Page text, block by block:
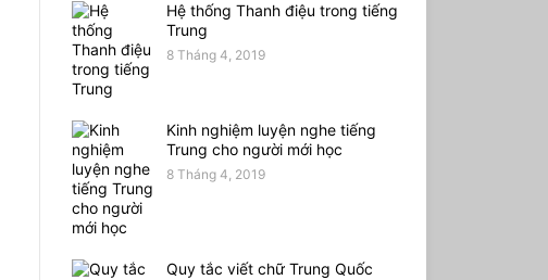
Hệ thống Thanh điệu trong tiếng
Trung
8 Tháng 4, 2019
Kinh nghiệm luyện nghe tiếng
Trung cho người mới học
8 Tháng 4, 2019
Quy tắc viết chữ Trung Quốc